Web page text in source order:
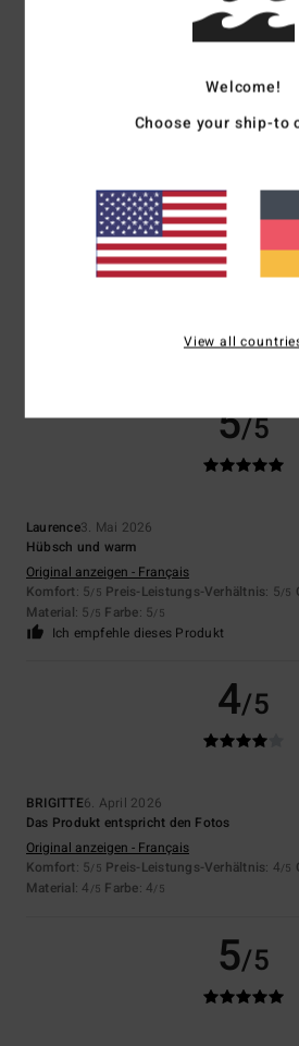
Original anzeigen - Castellano
5
15. Mai 2026
gutes Produkt
5/5
Laurence3. Mai 2026
Hübsch und warm
Original anzeigen - Français
Komfort: 5/5 Preis-Leistungs-Verhältnis: 5/5
Material: 5 /5 Farbe: 5/5
Ich empfehle dieses Produkt
4/5
BRIGITTE6. April 2026
Das Produkt entspricht den Fotos
Original anzeigen - Français
Komfort: 5/5 Preis-Leistungs-Verhältnis: 4/5
Material: 4 /5 Farbe: 4/5
5/5
Welcome!
Choose your ship-to
View all